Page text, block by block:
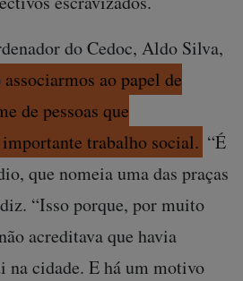
do Cedoc, Aldo Silva,
ao papel de
de pessoas que
trabalho social. “É
que nomeia uma das praças
“Isso porque, por muito
acreditava que havia
na cidade. E há um motivo